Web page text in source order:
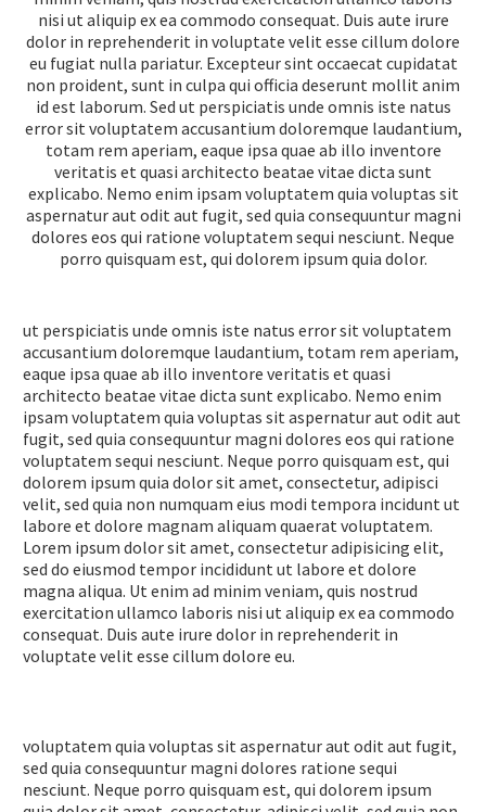
nisi ut aliquip ex ea commodo consequat. Duis aute irure
dolor in reprehenderit in voluptate velit esse cillum dolore
eu fugiat nulla pariatur. Excepteur sint occaecat cupidatat
non proident, sunt in culpa qui officia deserunt mollit anim
id est laborum. Sed ut perspiciatis unde omnis iste natus
error sit voluptatem accusantium doloremque laudantium,
totam rem aperiam, eaque ipsa quae ab illo inventore
veritatis et quasi architecto beatae vitae dicta sunt
explicabo. Nemo enim ipsam voluptatem quia voluptas sit
aspernatur aut odit aut fugit, sed quia consequuntur magni
dolores eos qui ratione voluptatem sequi nesciunt. Neque
porro quisquam est, qui dolorem ipsum quia dolor.
ut perspiciatis unde omnis iste natus error sit voluptatem
accusantium doloremque laudantium, totam rem aperiam,
eaque ipsa quae ab illo inventore veritatis et quasi
architecto beatae vitae dicta sunt explicabo. Nemo enim
ipsam voluptatem quia voluptas sit aspernatur aut odit aut
fugit, sed quia consequuntur magni dolores eos qui ratione
voluptatem sequi nesciunt. Neque porro quisquam est, qui
dolorem ipsum quia dolor sit amet, consectetur, adipisci
velit, sed quia non numquam eius modi tempora incidunt ut
labore et dolore magnam aliquam quaerat voluptatem.
Lorem ipsum dolor sit amet, consectetur adipisicing elit,
sed do eiusmod tempor incididunt ut labore et dolore
magna aliqua. Ut enim ad minim veniam, quis nostrud
exercitation ullamco laboris nisi ut aliquip ex ea commodo
consequat. Duis aute irure dolor in reprehenderit in
voluptate velit esse cillum dolore eu.
voluptatem quia voluptas sit aspernatur aut odit aut fugit,
sed quia consequuntur magni dolores ratione sequi
nesciunt. Neque porro quisquam est, qui dolorem ipsum